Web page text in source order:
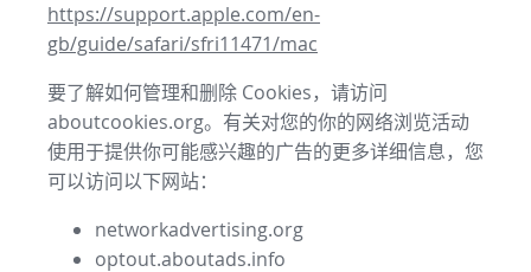
https://support.apple.com/en-
gb/guide/safari/sfri11471/mac
要了解如何管理和删除 Cookies，请访问
aboutcookies.org。有关对您的你的网络浏览活动
使用于提供你可能感兴趣的广告的更多详细信息，您
可以访问以下网站：
networkadvertising.org
optout.aboutads.info